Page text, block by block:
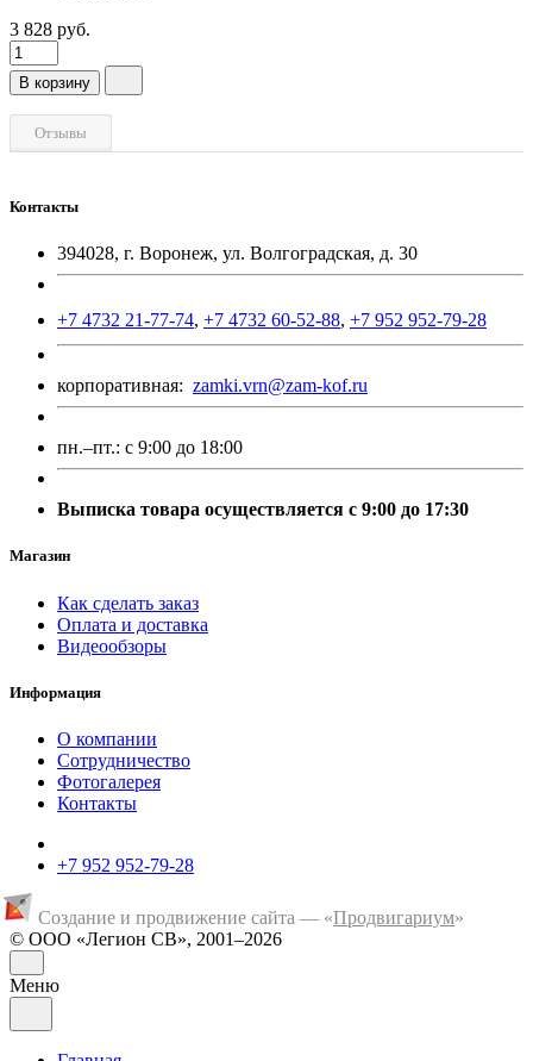
3 828 руб.
В корзину
Отзывы
Контакты
394028, г. Воронеж, ул. Волгоградская, д. 30
+7 4732 21-77-74, +7 4732 60-52-88, +7 952 952-79-28
корпоративная: zamki.vrn@zam-kof.ru
пн.–пт.: с 9:00 до 18:00
Выписка товара осуществляется с 9:00 до 17:30
Магазин
Как сделать заказ
Оплата и доставка
Видеообзоры
Информация
О компании
Сотрудничество
Фотогалерея
Контакты
+7 952 952-79-28
Создание и продвижение сайта — «Продвигариум»
© ООО «Легион СВ», 2001–2026
Меню